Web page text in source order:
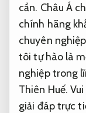
cần. Châu Á
chính hãng
chuyên
tôi tự hào là
nghiệp trong
Thiên Huế.
giải đáp trực